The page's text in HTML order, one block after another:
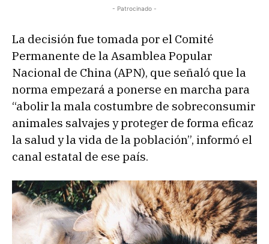
- Patrocinado -
La decisión fue tomada por el Comité
Permanente de la Asamblea Popular
Nacional de China (APN), que señaló que la
norma empezará a ponerse en marcha para
“abolir la mala costumbre de sobreconsumir
animales salvajes y proteger de forma eficaz
la salud y la vida de la población”, informó el
canal estatal de ese país.